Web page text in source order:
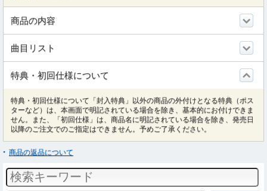
商品の内容
曲目リスト
特典・初回仕様について
特典・初回仕様について「封入特典」以外の商品の外付けとなる特典（ポス
ターなど）は、本画面で明記されている場合を除き、基本的にお付けできま
せん。また、「初回仕様」は、商品名に明記されている場合を除き、発売日
以降のご注文でのご指定はできません。予めご了承ください。
商品の返品について